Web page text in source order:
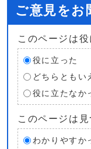
ご意見をお
このページは
役に立った
どちらともい
役に立たなか
このページは
わかりやすか